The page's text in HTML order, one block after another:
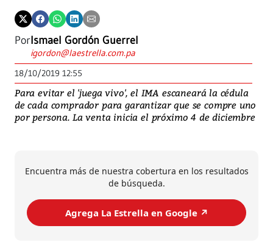
PorIsmael Gordón Guerrel
igordon@laestrella.com.pa
18/10/2019 12:55
Para evitar el 'juega vivo', el IMA escaneará la cédula
de cada comprador para garantizar que se compre uno
por persona. La venta inicia el próximo 4 de diciembre
Encuentra más de nuestra cobertura en los resultados
de búsqueda.
Agrega La Estrella en Google ↗️